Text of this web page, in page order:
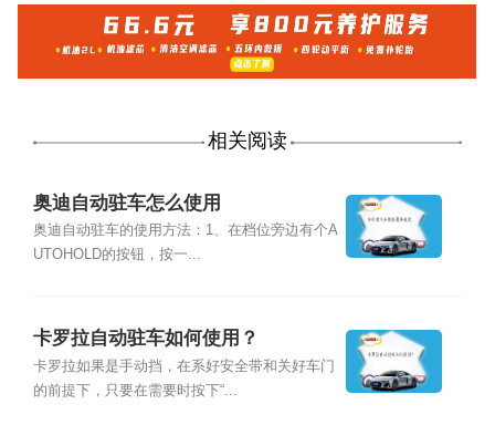
相关阅读
奥迪自动驻车怎么使用
奥迪自动驻车的使用方法：1、在档位旁边有个A
UTOHOLD的按钮，按一...
卡罗拉自动驻车如何使用？
卡罗拉如果是手动挡，在系好安全带和关好车门
的前提下，只要在需要时按下“...